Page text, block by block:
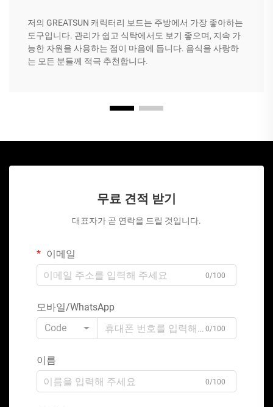
저의 GREATSUN 캐릭터리 보드는 주방에서 가장 좋아하는
도구입니다. 관리가 쉽고 식탁에서도 보기 좋으며, 지속 가
능한 자원을 사용하는 점이 마음에 듭니다. 음식을 사랑하
는 모든 분들께 적극 추천합니다.
무료 견적 받기
대표자가 곧 연락을 드릴 것입니다.
이메일
0/100
모바일/WhatsApp
Code
0/100
이름
0/100